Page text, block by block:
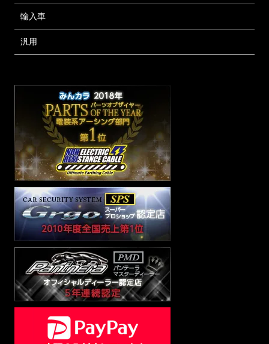
輸入車
汎用